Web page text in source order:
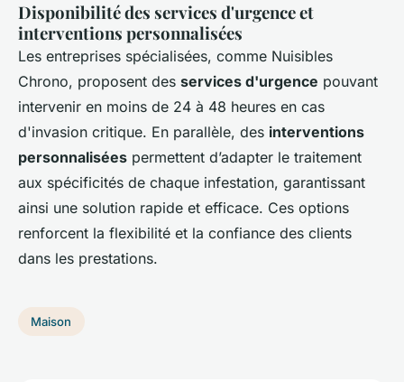
Disponibilité des services d'urgence et
interventions personnalisées
Les entreprises spécialisées, comme Nuisibles
Chrono, proposent des services d'urgence pouvant
intervenir en moins de 24 à 48 heures en cas
d'invasion critique. En parallèle, des interventions
personnalisées permettent d’adapter le traitement
aux spécificités de chaque infestation, garantissant
ainsi une solution rapide et efficace. Ces options
renforcent la flexibilité et la confiance des clients
dans les prestations.
Maison